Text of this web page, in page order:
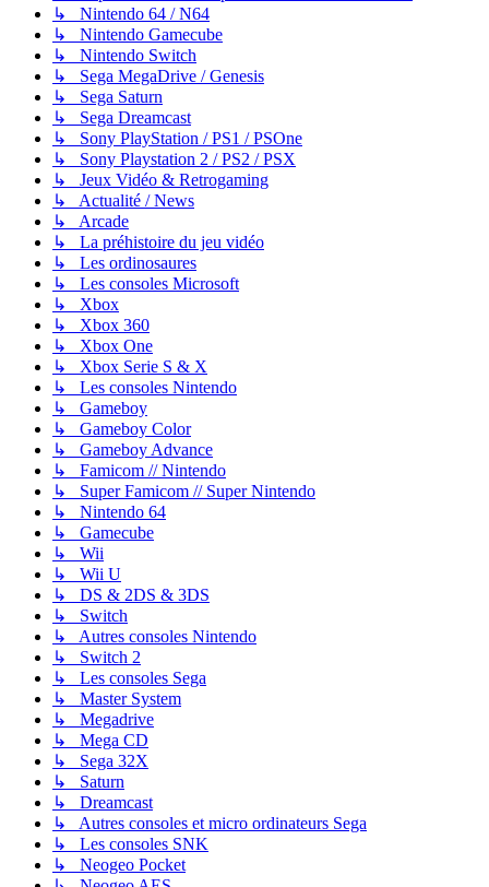
↳ Nintendo 64 / N64
↳ Nintendo Gamecube
↳ Nintendo Switch
↳ Sega MegaDrive / Genesis
↳ Sega Saturn
↳ Sega Dreamcast
↳ Sony PlayStation / PS1 / PSOne
↳ Sony Playstation 2 / PS2 / PSX
↳ Jeux Vidéo & Retrogaming
↳ Actualité / News
↳ Arcade
↳ La préhistoire du jeu vidéo
↳ Les ordinosaures
↳ Les consoles Microsoft
↳ Xbox
↳ Xbox 360
↳ Xbox One
↳ Xbox Serie S & X
↳ Les consoles Nintendo
↳ Gameboy
↳ Gameboy Color
↳ Gameboy Advance
↳ Famicom // Nintendo
↳ Super Famicom // Super Nintendo
↳ Nintendo 64
↳ Gamecube
↳ Wii
↳ Wii U
↳ DS & 2DS & 3DS
↳ Switch
↳ Autres consoles Nintendo
↳ Switch 2
↳ Les consoles Sega
↳ Master System
↳ Megadrive
↳ Mega CD
↳ Sega 32X
↳ Saturn
↳ Dreamcast
↳ Autres consoles et micro ordinateurs Sega
↳ Les consoles SNK
↳ Neogeo Pocket